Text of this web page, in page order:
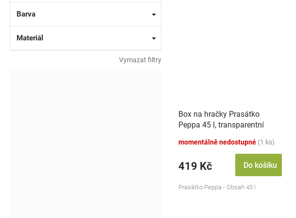
Barva
Materiál
Vymazat filtry
Box na hračky Prasátko
Peppa 45 l, transparentní
momentálně nedostupné (1 ks)
419 Kč Do košíku
Prasátko Peppa - Obsah 45 l